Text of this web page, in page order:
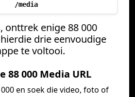
/media
onttrek enige 88 000
drie eenvoudige
te voltooi.
88 000 Media URL
en soek die video, foto of